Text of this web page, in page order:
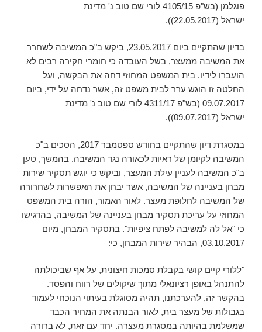
פוגלמן (בש"פ 4105/15 לורי שם טוב נ' מדינת
ישראל (22.05.2017)).
בדיון שהתקיים ביום 23.05.2017, ביקש ב"כ המשיבה לשחרר
את המשיבה ממעצר, בשל העובדה כי חומרי חקירה רבים לא
הועברו לידיו. בית המשפט המחוזי דחה את הבקשה, ועל
החלטה זו הוגש ערר לבית משפט זה, אשר נדחה על ידי, ביום
09.07.2017 (בש"פ 4311/17 לורי שם טוב נ' מדינת
ישראל (09.07.2017)).
במסגרת דיון שהתקיים בחודש ספטמבר 2017, הסכים ב"כ
המשיבה לקיומן של ראיות לכאורה נגד המשיבה. בהמשך, טען
ב"כ המשיבה לעניין עילת המעצר, וביקש כי יוגש תסקיר שירות
מבחן בעניינה של המשיבה, אשר יבחן את האפשרות לשחרורה
של המשיבה לחלופת מעצר. לאור האמור, הורה בית המשפט
המחוזי על עריכת תסקיר מבחן בעניינה של המשיבה, בהדגישו
כי "אל לה למשיבה לפתח ציפיות". בתסקיר המבחן, מיום
03.10.2017, הבהיר שירות המבחן, כי:
"ללורי קיים קושי בקבלת סמכות חיצונית, על אף שביכולתה
להתנהל באופן רציונאלי מתוך שיקולים של רווח והפסד.
בהקשר זה, להערכתנו, תהיה מסוגלת בעיתוי הנוכחי לעמוד
בגבולות של מעצר בית, לאור הבנתה את המחיר הכבד
שמשלמת בהיותה במסגרת מעצרה. יחד עם זאת, לא ברורה